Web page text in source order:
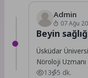
Admin
07 Ağu
Beyin
Üsküdar
Nöroloji Uzmanı
13
5 dk.